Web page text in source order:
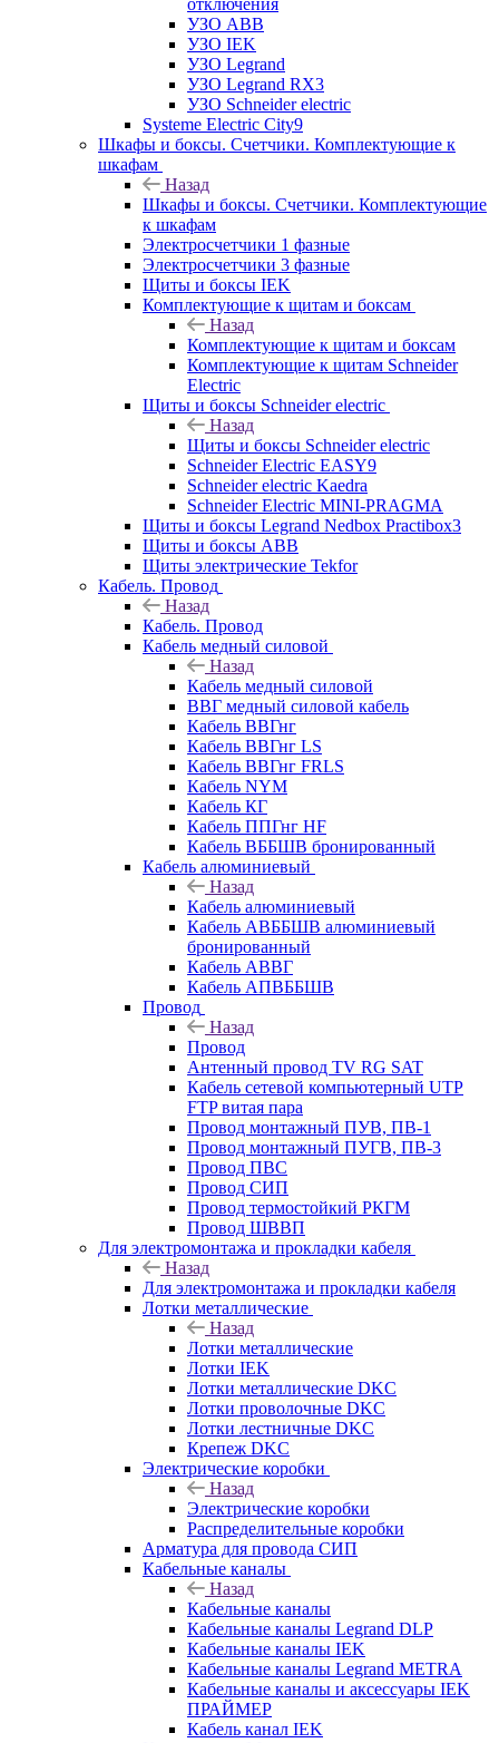
УЗО ABB
УЗО IEK
УЗО Legrand
УЗО Legrand RX3
УЗО Schneider electric
Systeme Electric City9
Шкафы и боксы. Счетчики. Комплектующие к
шкафам
Назад
Шкафы и боксы. Счетчики. Комплектующие
к шкафам
Электросчетчики 1 фазные
Электросчетчики 3 фазные
Щиты и боксы IEK
Комплектующие к щитам и боксам
Назад
Комплектующие к щитам и боксам
Комплектующие к щитам Schneider
Electric
Щиты и боксы Schneider electric
Назад
Щиты и боксы Schneider electric
Schneider Electric EASY9
Schneider electric Kaedra
Schneider Electric MINI-PRAGMA
Щиты и боксы Legrand Nedbox Practibox3
Щиты и боксы ABB
Щиты электрические Tekfor
Кабель. Провод
Назад
Кабель. Провод
Кабель медный силовой
Назад
Кабель медный силовой
ВВГ медный силовой кабель
Кабель ВВГнг
Кабель ВВГнг LS
Кабель ВВГнг FRLS
Кабель NYM
Кабель КГ
Кабель ППГнг HF
Кабель ВББШВ бронированный
Кабель алюминиевый
Назад
Кабель алюминиевый
Кабель АВББШВ алюминиевый
бронированный
Кабель АВВГ
Кабель АПВББШВ
Провод
Назад
Провод
Антенный провод TV RG SAT
Кабель сетевой компьютерный UTP
FTP витая пара
Провод монтажный ПУВ, ПВ-1
Провод монтажный ПУГВ, ПВ-3
Провод ПВС
Провод СИП
Провод термостойкий РКГМ
Провод ШВВП
Для электромонтажа и прокладки кабеля
Назад
Для электромонтажа и прокладки кабеля
Лотки металлические
Назад
Лотки металлические
Лотки IEK
Лотки металлические DKC
Лотки проволочные DKC
Лотки лестничные DKC
Крепеж DKC
Электрические коробки
Назад
Электрические коробки
Распределительные коробки
Арматура для провода СИП
Кабельные каналы
Назад
Кабельные каналы
Кабельные каналы Legrand DLP
Кабельные каналы IEK
Кабельные каналы Legrand METRA
Кабельные каналы и аксессуары IEK
ПРАЙМЕР
Кабель канал IEK